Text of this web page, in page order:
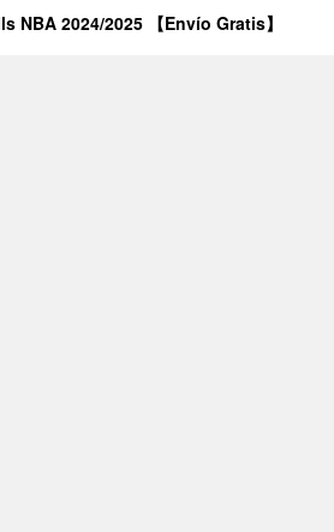
NBA 2024/2025 【Envío Gratis】